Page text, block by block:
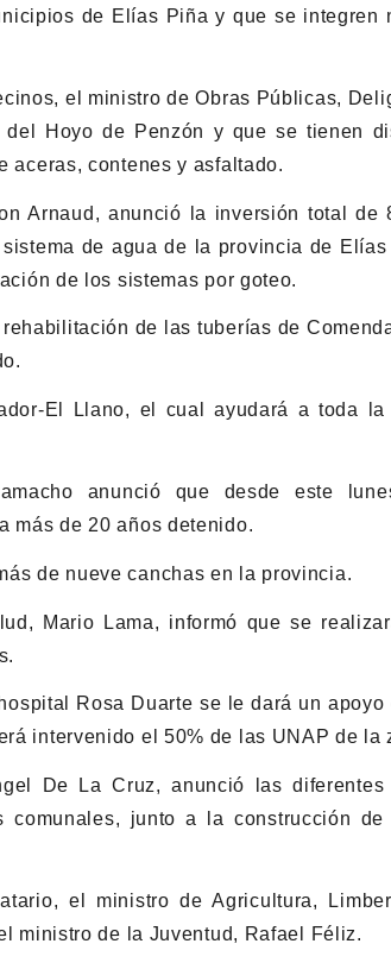
de Elías Piña y que se integren
el ministro de Obras Públicas,
Hoyo de Penzón y que se tienen
aceras, contenes y asfaltado.
Arnaud, anunció la inversión total de
de agua de la provincia de
de los sistemas por goteo.
de las tuberías de
El Llano, el cual ayudará a toda la
anunció que desde este
más de 20 años detenido.
de nueve canchas en la provincia.
Mario Lama, informó que se
Rosa Duarte se le dará un
intervenido el 50% de las UNAP de la
De La Cruz, anunció las diferentes
junto a la construcción de
el ministro de Agricultura,
ministro de la Juventud, Rafael Féliz.